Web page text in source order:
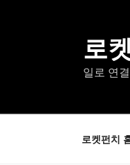
로
일로 연
로켓펀치